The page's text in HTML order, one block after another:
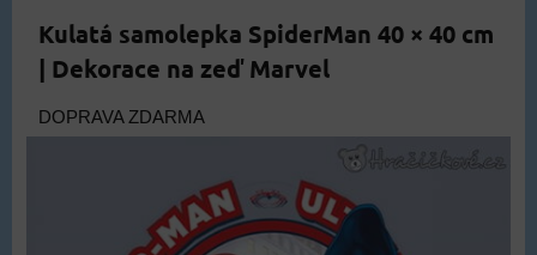
Kulatá samolepka SpiderMan 40 × 40 cm
| Dekorace na zeď Marvel
DOPRAVA ZDARMA